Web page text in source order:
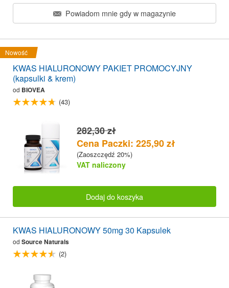
Powiadom mnie gdy w magazynie
Nowość
KWAS HIALURONOWY PAKIET PROMOCYJNY
(kapsulki & krem)
od BIOVEA
(43)
282,30 zł
Cena Paczki: 225,90 zł
(Zaoszczędź 20%)
VAT naliczony
Dodaj do koszyka
KWAS HIALURONOWY 50mg 30 Kapsulek
od Source Naturals
(2)